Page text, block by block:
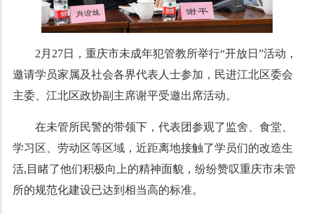
2月27日，重庆市未成年犯管教所举行“开放日”活动，
邀请学员家属及社会各界代表人士参加，民进江北区委会
主委、 江北区政协副主席谢平受邀出席活动。
在未管所民警的带领下，代表团参观了监舍、食堂、
学习区、劳动区等区域，近距离地接触了学员们的改造生
活,目睹了他们积极向上的精神面貌，纷纷赞叹重庆市未管
所的规范化建设已达到相当高的标准。